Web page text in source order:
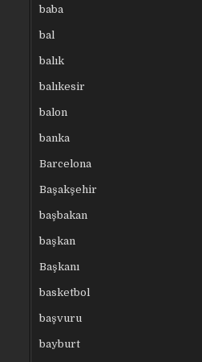
baba
bal
balık
balıkesir
balon
banka
Barcelona
Başakşehir
başbakan
başkan
Başkanı
basketbol
başvuru
bayburt